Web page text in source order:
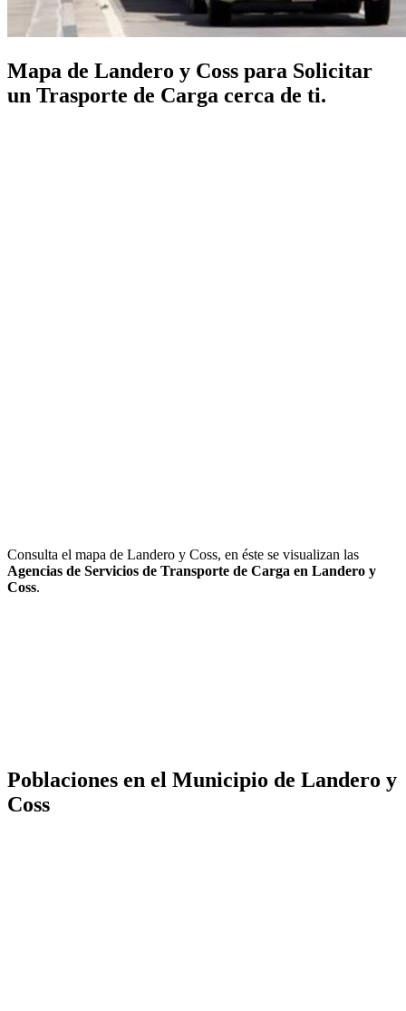
Mapa de Landero y Coss para Solicitar
un Trasporte de Carga cerca de ti.
Consulta el mapa de Landero y Coss, en éste se visualizan las
Agencias de Servicios de Transporte de Carga en Landero y
Coss.
Poblaciones en el Municipio de Landero y
Coss